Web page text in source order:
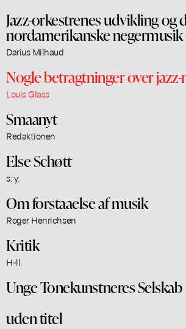
Jazz-orkestrenes udvikling og
nordamerikanske negermusik
Darius Milhaud
Nogle betragtninger over
Louis Glass
Smaanyt
Redaktionen
Else Schøtt
s: y:
Om forstaaelse af musik
Roger Henrichsen
Kritik
H-ll.
Unge Tonekunstneres Selskab
uden titel